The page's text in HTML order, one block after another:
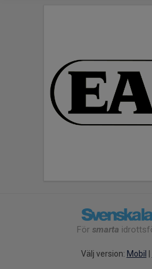
För smarta
Välj version: Mobil |